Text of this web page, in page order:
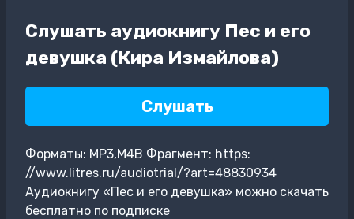
Слушать аудиокнигу Пес и его
девушка (Кира Измайлова)
Слушать
Форматы: MP3,M4B Фрагмент: https:
//www.litres.ru/audiotrial/?art=48830934
Аудиокнигу «Пес и его девушка» можно скачать
бесплатно по подписке